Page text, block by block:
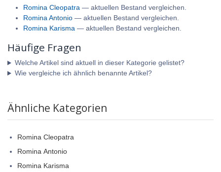
Romina Cleopatra — aktuellen Bestand vergleichen.
Romina Antonio — aktuellen Bestand vergleichen.
Romina Karisma — aktuellen Bestand vergleichen.
Häufige Fragen
Welche Artikel sind aktuell in dieser Kategorie gelistet?
Wie vergleiche ich ähnlich benannte Artikel?
Ähnliche Kategorien
Romina Cleopatra
Romina Antonio
Romina Karisma